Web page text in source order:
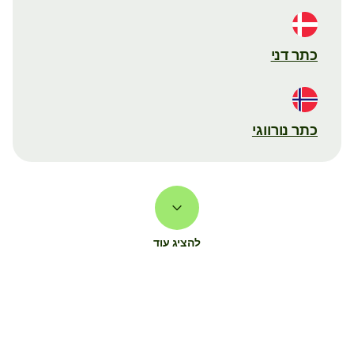
כתר דני
כתר נורווגי
להציג עוד